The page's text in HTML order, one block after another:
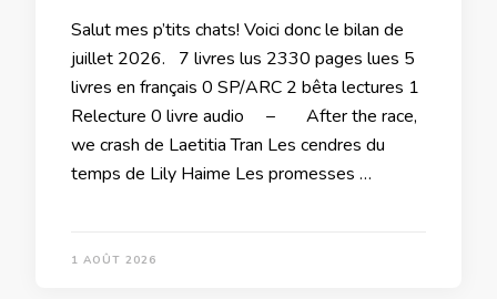
Salut mes p’tits chats! Voici donc le bilan de
juillet 2026. 7 livres lus 2330 pages lues 5
livres en français 0 SP/ARC 2 bêta lectures 1
Relecture 0 livre audio – After the race,
we crash de Laetitia Tran Les cendres du
temps de Lily Haime Les promesses …
1 AOÛT 2026